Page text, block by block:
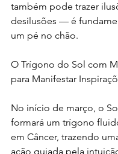
também pode trazer
desilusões — é
um pé no chão.
O Trígono do Sol com
para Manifestar
No início de março, o
formará um trígono
em Câncer, trazendo
ação guiada pela